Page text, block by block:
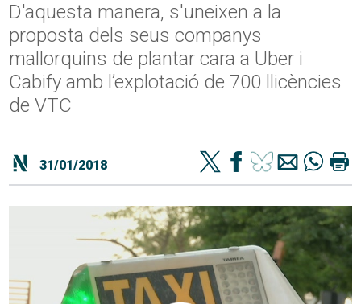
D'aquesta manera, s'uneixen a la
proposta dels seus companys
mallorquins de plantar cara a Uber i
Cabify amb l’explotació de 700 llicències
de VTC
31/01/2018